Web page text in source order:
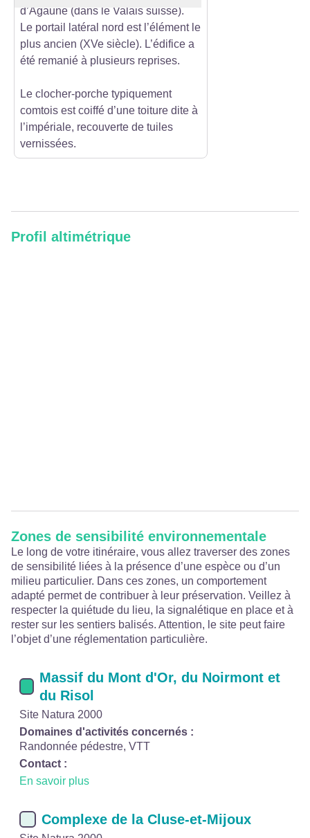
d’Agaune (dans le Valais suisse).
Le portail latéral nord est l’élément le
plus ancien (XVe siècle). L’édifice a
été remanié à plusieurs reprises.
Le clocher-porche typiquement
comtois est coiffé d’une toiture dite à
l’impériale, recouverte de tuiles
vernissées.
Profil altimétrique
Zones de sensibilité environnementale
Le long de votre itinéraire, vous allez traverser des zones
de sensibilité liées à la présence d’une espèce ou d’un
milieu particulier. Dans ces zones, un comportement
adapté permet de contribuer à leur préservation. Veillez à
respecter la quiétude du lieu, la signalétique en place et à
rester sur les sentiers balisés. Attention, le site peut faire
l’objet d’une réglementation particulière.
Massif du Mont d'Or, du Noirmont et
du Risol
Site Natura 2000
Domaines d'activités concernés :
Randonnée pédestre, VTT
Contact :
En savoir plus
Complexe de la Cluse-et-Mijoux